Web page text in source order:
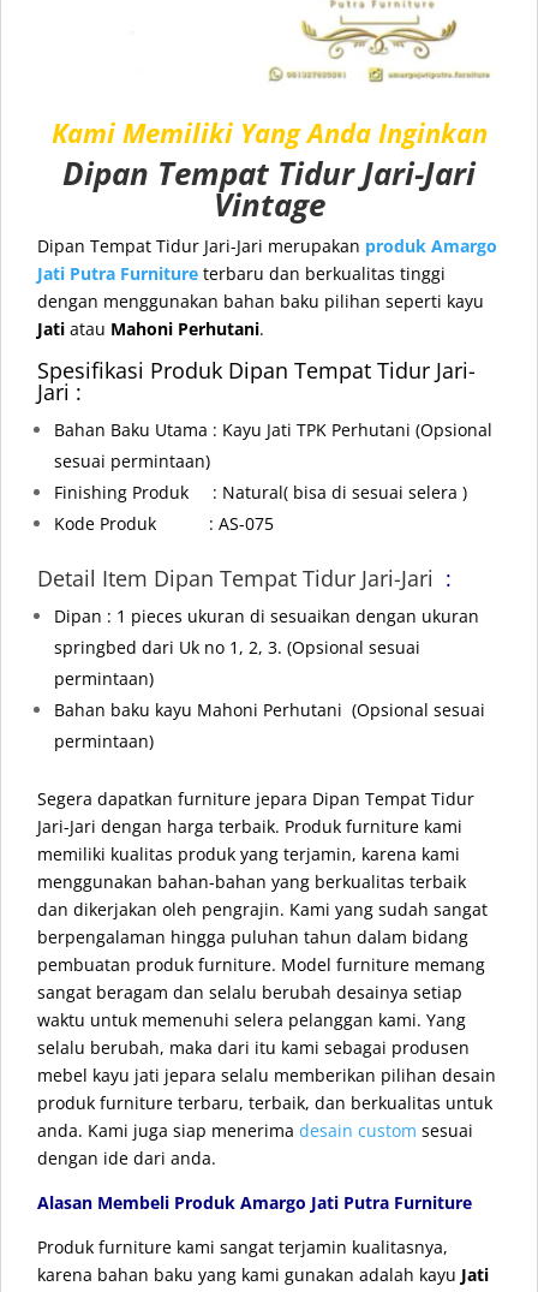
Kami Memiliki Yang Anda Inginkan
Dipan Tempat Tidur Jari-Jari
Vintage
Dipan Tempat Tidur Jari-Jari merupakan produk Amargo
Jati Putra Furniture terbaru dan berkualitas tinggi
dengan menggunakan bahan baku pilihan seperti kayu
Jati atau Mahoni Perhutani.
Spesifikasi Produk Dipan Tempat Tidur Jari-
Jari :
Bahan Baku Utama : Kayu Jati TPK Perhutani (Opsional
sesuai permintaan)
Finishing Produk : Natural( bisa di sesuai selera )
Kode Produk : AS-075
Detail Item Dipan Tempat Tidur Jari-Jari :
Dipan : 1 pieces ukuran di sesuaikan dengan ukuran
springbed dari Uk no 1, 2, 3. (Opsional sesuai
permintaan)
Bahan baku kayu Mahoni Perhutani (Opsional sesuai
permintaan)
Segera dapatkan furniture jepara Dipan Tempat Tidur
Jari-Jari dengan harga terbaik. Produk furniture kami
memiliki kualitas produk yang terjamin, karena kami
menggunakan bahan-bahan yang berkualitas terbaik
dan dikerjakan oleh pengrajin. Kami yang sudah sangat
berpengalaman hingga puluhan tahun dalam bidang
pembuatan produk furniture. Model furniture memang
sangat beragam dan selalu berubah desainya setiap
waktu untuk memenuhi selera pelanggan kami. Yang
selalu berubah, maka dari itu kami sebagai produsen
mebel kayu jati jepara selalu memberikan pilihan desain
produk furniture terbaru, terbaik, dan berkualitas untuk
anda. Kami juga siap menerima desain custom sesuai
dengan ide dari anda.
Alasan Membeli Produk Amargo Jati Putra Furniture
Produk furniture kami sangat terjamin kualitasnya,
karena bahan baku yang kami gunakan adalah kayu Jati